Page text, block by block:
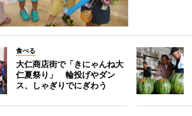
食べる
大仁商店街で「きにゃんね大
仁夏祭り」 輪投げやダン
ス、しゃぎりでにぎわう